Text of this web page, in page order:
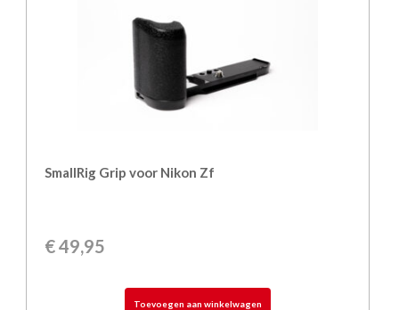
SmallRig Grip voor Nikon Zf
€49,95
Toevoegen aan winkelwagen